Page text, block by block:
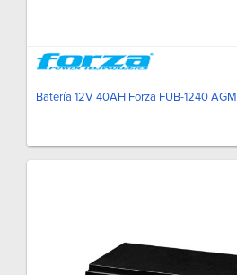
Batería 12V 40AH Forza FUB-1240 AGM